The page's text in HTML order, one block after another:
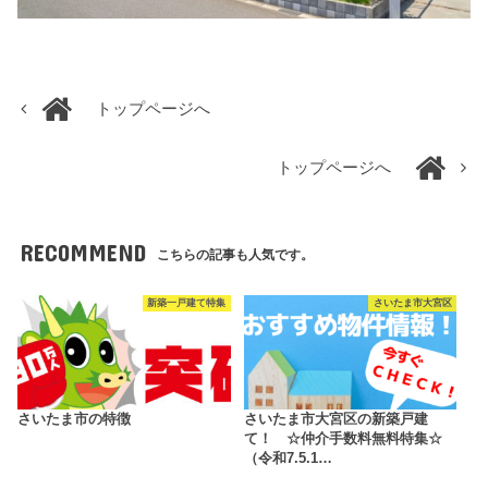
トップページへ
トップページへ
RECOMMEND こちらの記事も人気です。
新築一戸建て特集
さいたま市の特徴
さいたま市大宮区
さいたま市大宮区の新築戸建
て！ ☆仲介手数料無料特集☆
（令和7.5.1…